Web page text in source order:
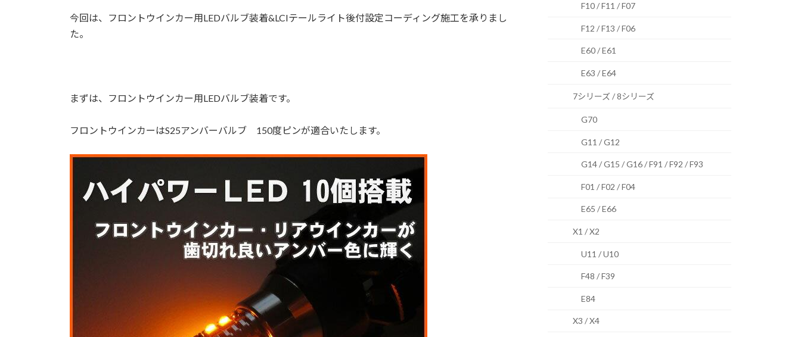
今回は、フロントウインカー用LEDバルブ装着&LCIテールライト後付設定コーディング施工を承りまし
た。
まずは、フロントウインカー用LEDバルブ装着です。
フロントウインカーはS25アンバーバルブ 150度ピンが適合いたします。
F10 / F11 / F07
F12 / F13 / F06
E60 / E61
E63 / E64
7シリーズ / 8シリーズ
G70
G11 / G12
G14 / G15 / G16 / F91 / F92 / F93
F01 / F02 / F04
E65 / E66
X1 / X2
U11 / U10
F48 / F39
E84
X3 / X4